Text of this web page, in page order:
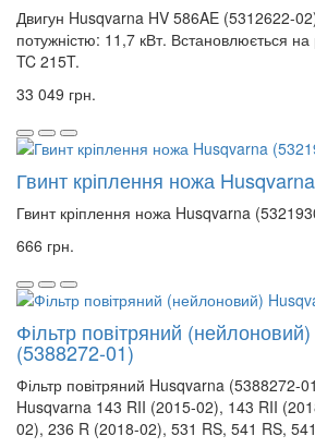
Двигун Husqvarna HV 586AE (5312622-
потужністю: 11,7 кВт. Встановлюється на
TC 215T.
33 049 грн.
Гвинт кріплення ножа
Гвинт кріплення ножа Husqvarna
666 грн.
Фільтр повітряний
(5388272-01)
Фільтр повітряний Husqvarna (5388272-
Husqvarna 143 RII (2015-02), 143 RII
02), 236 R (2018-02), 531 RS, 541 RS,